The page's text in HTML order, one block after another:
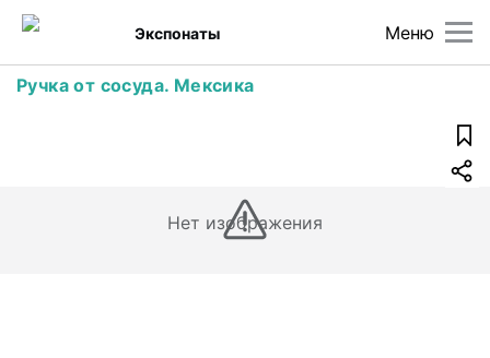
Меню
Экспонаты
Ручка от сосуда. Мексика
Нет изображения